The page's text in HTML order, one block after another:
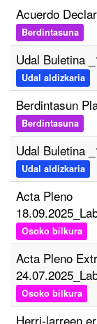
Acuerdo
Berdintasuna
Udal Buletina
Udal aldizkaria
Berdintasun
Berdintasuna
Udal Buletina
Udal aldizkaria
Acta Pleno
Osoko bilkura
Acta Pleno Extr
Osoko bilkura
Herri-larreen